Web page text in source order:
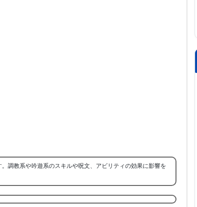
調教系や吟遊系のスキルや呪文、アビリティの効果に影響を